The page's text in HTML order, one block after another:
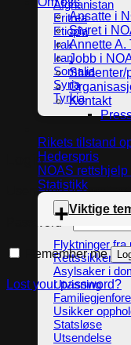
Afghanistan
Eritrea
Etiopia
Irak
Iran
Somalia
Syria
Tyrkia
Rikets tilstand
Hederspris
NOAS rettshjelp
Statistikk
Viktige
Flyktninger fra
Rettssikkerhet
Asylsaker i
Utvisning
Usikker
Statsløse
Utsendelse
Ansatte i
Styret i
Annette A.
Jobb i
Studenter/
Kontakt
Login
Username or email
Password
Remember me
Lost your password?